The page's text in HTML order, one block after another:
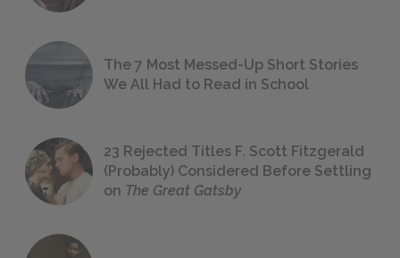
The 7 Most Messed-Up Short Stories
We All Had to Read in School
23 Rejected Titles F. Scott Fitzgerald
(Probably) Considered Before Settling
on The Great Gatsby